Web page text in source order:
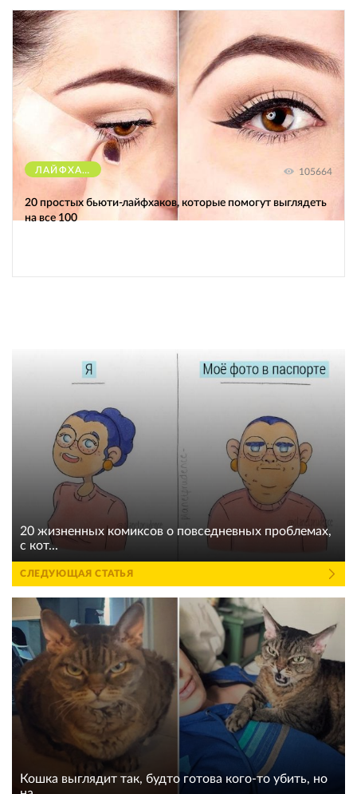
ЛАЙФХАКИ 105664
20 простых бьюти-лайфхаков, которые помогут выглядеть
на все 100
20 жизненных комиксов о повседневных проблемах,
с кот...
СЛЕДУЮЩАЯ СТАТЬЯ
Кошка выглядит так, будто готова кого-то убить, но